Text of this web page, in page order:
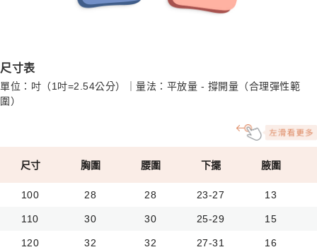
尺寸表
單位：吋（1吋=2.54公分）｜量法：平放量 - 撐開量（合理彈性範
圍）
尺寸 胸圍 腰圍 下擺 腋圍
100 28 28 23-27 13
110 30 30 25-29 15
120 32 32 27-31 16